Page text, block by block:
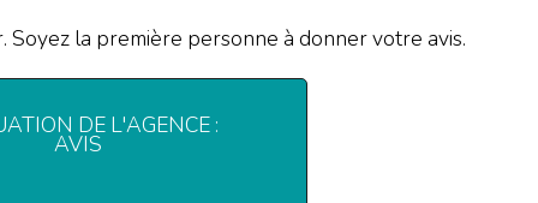
Soyez la première personne à donner votre avis.
DE L'AGENCE :
AVIS